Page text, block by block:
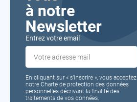
à notre
Newsletter
Entrez votre email
En cliquant sur « s’inscrire », vous acceptez
notre Charte de protection des données
personnelles décrivant la finalité des
traitements de vos données.